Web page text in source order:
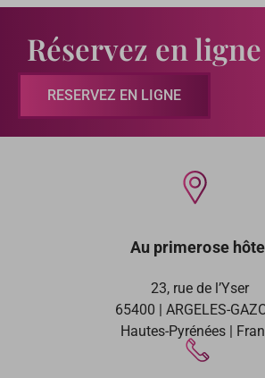
Réservez en ligne
RESERVEZ EN LIGNE
Au primerose hôtel
23, rue de l’Yser
65400 | ARGELES-
Hautes-Pyrénées |